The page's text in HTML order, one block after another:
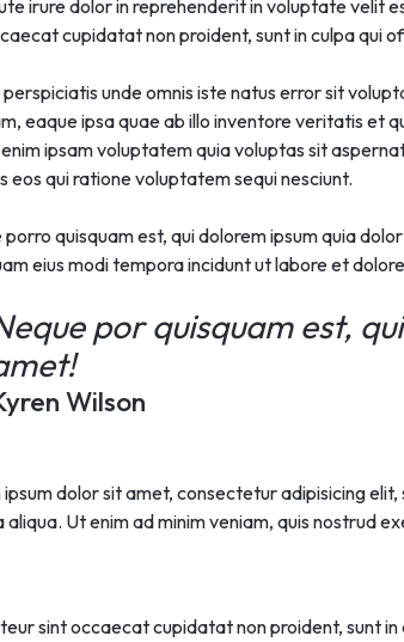
irure dolor in reprehenderit in voluptate velit
cupidatat non proident, sunt in culpa qui
perspiciatis unde omnis iste natus error sit
eaque ipsa quae ab illo inventore veritatis et
ipsam voluptatem quia voluptas sit
eos qui ratione voluptatem sequi nesciunt.
porro quisquam est, qui dolorem ipsum quia
eius modi tempora incidunt ut labore et
por quisquam est,
Wilson
ipsum dolor sit amet, consectetur adipisicing
aliqua. Ut enim ad minim veniam, quis nostrud
sint occaecat cupidatat non proident, sunt